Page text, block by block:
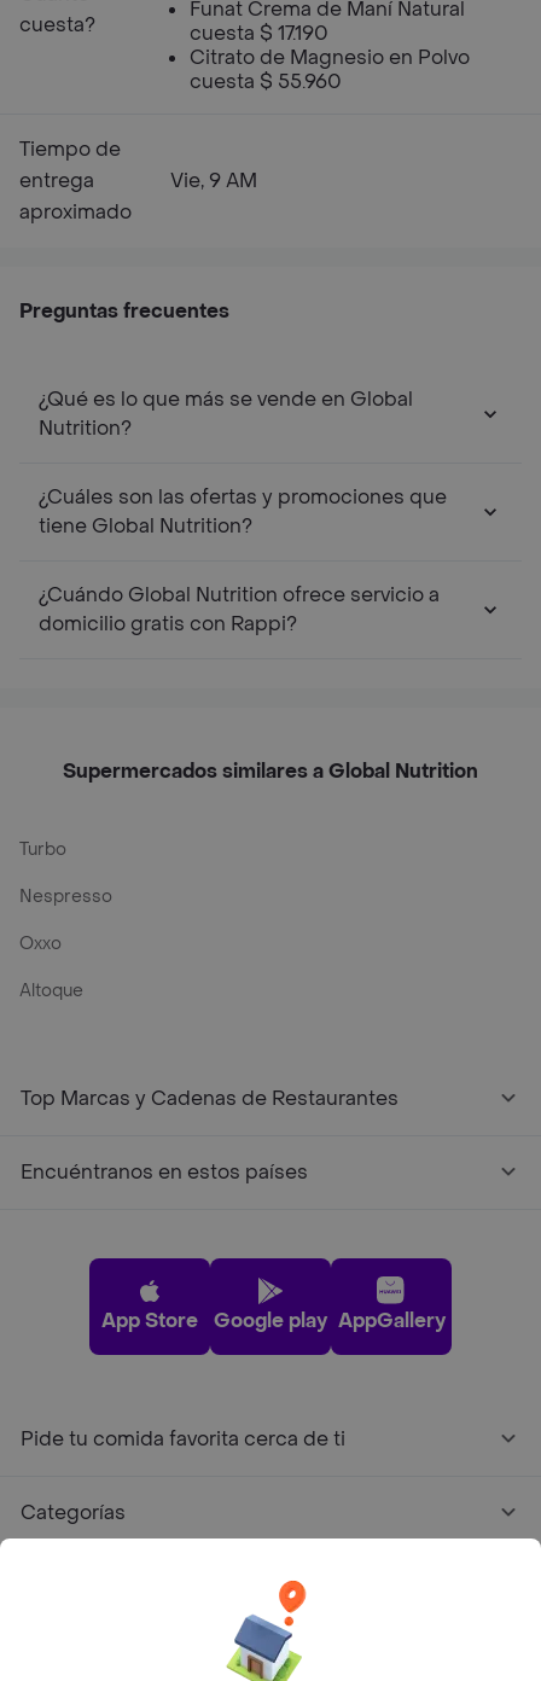
cuesta?
Funat Crema de Maní Natural
cuesta $ 17.190
Citrato de Magnesio en Polvo
cuesta $ 55.960
Tiempo de
entrega
aproximado
Vie, 9 AM
Preguntas frecuentes
¿Qué es lo que más se vende en Global
Nutrition?
¿Cuáles son las ofertas y promociones que
tiene Global Nutrition?
¿Cuándo Global Nutrition ofrece servicio a
domicilio gratis con Rappi?
Supermercados similares a Global Nutrition
Turbo
Nespresso
Oxxo
Altoque
Top Marcas y Cadenas de Restaurantes
Encuéntranos en estos países
App Store Google play AppGallery
Pide tu comida favorita cerca de ti
Categorías